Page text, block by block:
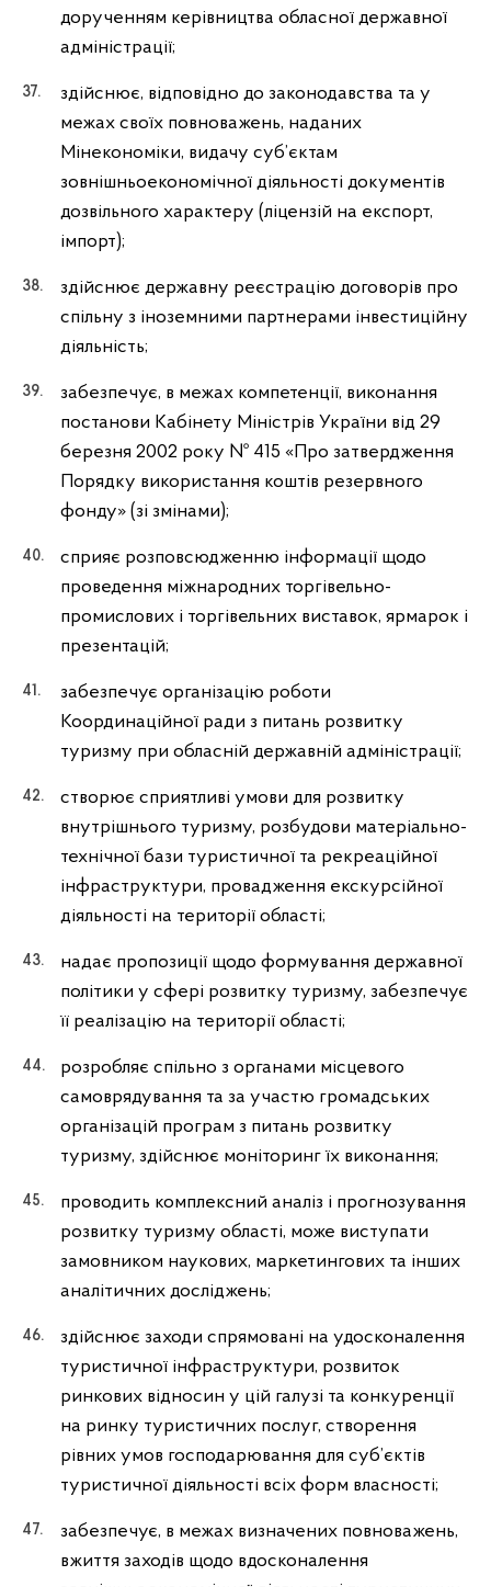
дорученням керівництва обласної державної
адміністрації;
здійснює, відповідно до законодавства та у
межах своїх повноважень, наданих
Мінекономіки, видачу суб’єктам
зовнішньоекономічної діяльності документів
дозвільного характеру (ліцензій на експорт,
імпорт);
здійснює державну реєстрацію договорів про
спільну з іноземними партнерами інвестиційну
діяльність;
забезпечує, в межах компетенції, виконання
постанови Кабінету Міністрів України від 29
березня 2002 року № 415 «Про затвердження
Порядку використання коштів резервного
фонду» (зі змінами);
сприяє розповсюдженню інформації щодо
проведення міжнародних торгівельно-
промислових і торгівельних виставок, ярмарок і
презентацій;
забезпечує організацію роботи
Координаційної ради з питань розвитку
туризму при обласній державній адміністрації;
створює сприятливі умови для розвитку
внутрішнього туризму, розбудови матеріально-
технічної бази туристичної та рекреаційної
інфраструктури, провадження екскурсійної
діяльності на території області;
надає пропозиції щодо формування державної
політики у сфері розвитку туризму, забезпечує
її реалізацію на території області;
розробляє спільно з органами місцевого
самоврядування та за участю громадських
організацій програм з питань розвитку
туризму, здійснює моніторинг їх виконання;
проводить комплексний аналіз і прогнозування
розвитку туризму області, може виступати
замовником наукових, маркетингових та інших
аналітичних досліджень;
здійснює заходи спрямовані на удосконалення
туристичної інфраструктури, розвиток
ринкових відносин у цій галузі та конкуренції
на ринку туристичних послуг, створення
рівних умов господарювання для суб’єктів
туристичної діяльності всіх форм власності;
забезпечує, в межах визначених повноважень,
вжиття заходів щодо вдосконалення